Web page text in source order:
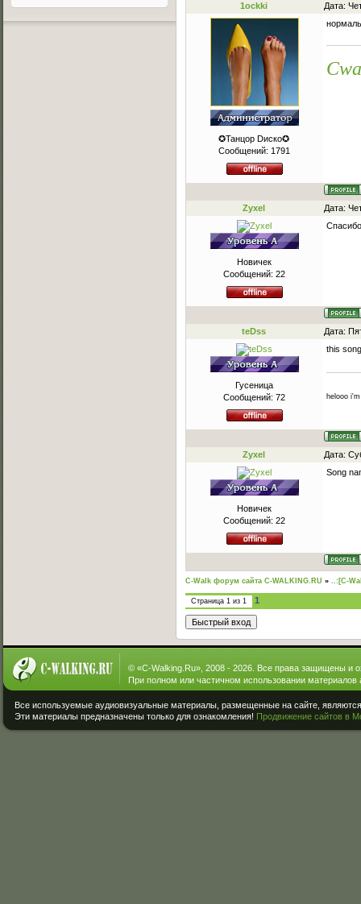
1ockki Дата:
✪Танцор Dиско✪
Сообщений: 1791
Zyxel Дата:
Новичек
Сообщений: 22
teDss Дата:
Гусеница
Сообщений: 72
this
helooo
Zyxel Дата:
Новичек
Сообщений: 22
Song
C-Walk форум сайта C-WALKING.RU » ..:[C-
Страница 1 из 1 1
© «C-Walking.Ru», 2008 - 2026. Все права защищены и
При полном или частичном использовании материалов
Все используемые аудиовизуальные материалы, размещенные на сайте,
Эти материалы предназначены только для ознакомления! Продвижение сайтов в